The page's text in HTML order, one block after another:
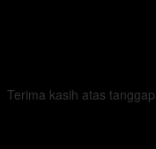
Terima kasih atas